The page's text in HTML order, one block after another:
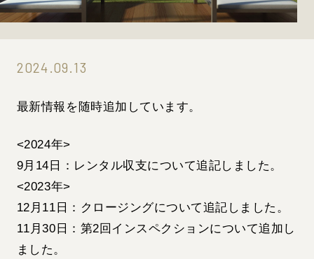
2024.09.13
最新情報を随時追加しています。
<2024年>
9月14日：レンタル収支について追記しました。
<2023年>
12月11日：クロージングについて追記しました。
11月30日：第2回インスペクションについて追加し
ました。